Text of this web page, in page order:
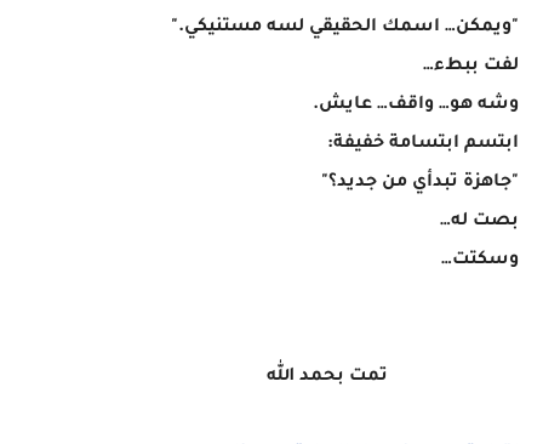
"ويمكن… اسمك الحقيقي لسه مستنيكي."
لفت ببطء…
وشه هو… واقف… عايش.
ابتسم ابتسامة خفيفة:
"جاهزة تبدأي من جديد؟"
بصت له…
وسكتت…
تمت بحمد الله